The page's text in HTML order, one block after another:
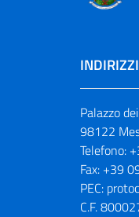
Palazzo
98122
Telefono:
Fax: +39
PEC:
C.F.